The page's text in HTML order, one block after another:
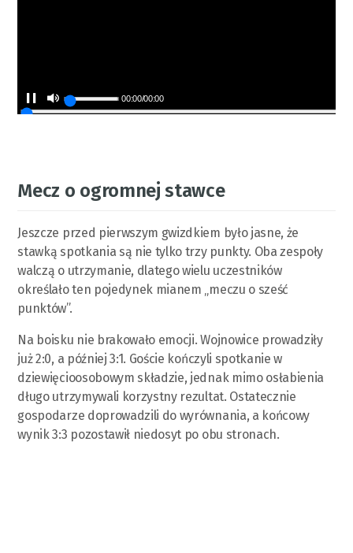
00:00/00:00
Mecz o ogromnej stawce
Jeszcze przed pierwszym gwizdkiem było jasne, że
stawką spotkania są nie tylko trzy punkty. Oba zespoły
walczą o utrzymanie, dlatego wielu uczestników
określało ten pojedynek mianem „meczu o sześć
punktów”.
Na boisku nie brakowało emocji. Wojnowice prowadziły
już 2:0, a później 3:1. Goście kończyli spotkanie w
dziewięcioosobowym składzie, jednak mimo osłabienia
długo utrzymywali korzystny rezultat. Ostatecznie
gospodarze doprowadzili do wyrównania, a końcowy
wynik 3:3 pozostawił niedosyt po obu stronach.